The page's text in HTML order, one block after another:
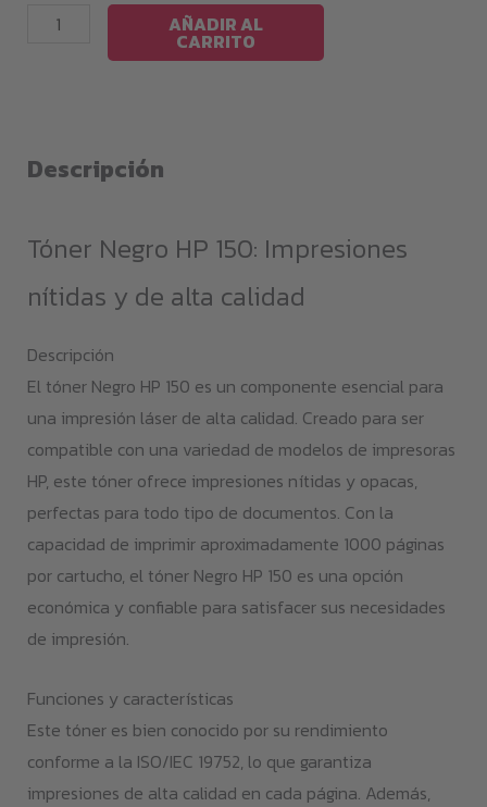
Black
AÑADIR AL
CARRITO
Descripción
Tóner Negro HP 150: Impresiones
nítidas y de alta calidad
Descripción
El tóner Negro HP 150 es un componente esencial para
una impresión láser de alta calidad. Creado para ser
compatible con una variedad de modelos de impresoras
HP, este tóner ofrece impresiones nítidas y opacas,
perfectas para todo tipo de documentos. Con la
capacidad de imprimir aproximadamente 1000 páginas
por cartucho, el tóner Negro HP 150 es una opción
económica y confiable para satisfacer sus necesidades
de impresión.
Funciones y características
Este tóner es bien conocido por su rendimiento
conforme a la ISO/IEC 19752, lo que garantiza
impresiones de alta calidad en cada página. Además,